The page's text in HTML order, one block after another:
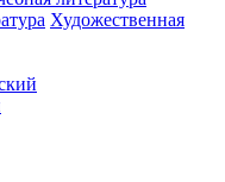
Художественная